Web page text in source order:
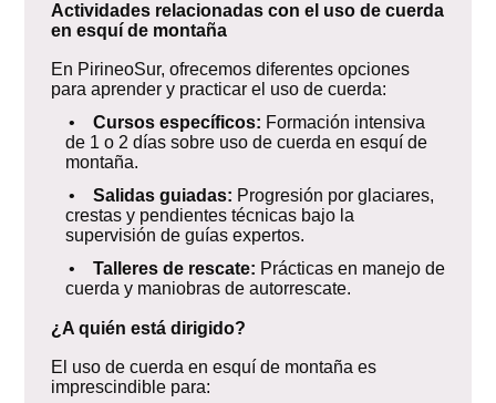
Actividades relacionadas con el uso de cuerda
en esquí de montaña
En PirineoSur, ofrecemos diferentes opciones
para aprender y practicar el uso de cuerda:
• Cursos específicos: Formación intensiva
de 1 o 2 días sobre uso de cuerda en esquí de
montaña.
• Salidas guiadas: Progresión por glaciares,
crestas y pendientes técnicas bajo la
supervisión de guías expertos.
• Talleres de rescate: Prácticas en manejo de
cuerda y maniobras de autorrescate.
¿A quién está dirigido?
El uso de cuerda en esquí de montaña es
imprescindible para: